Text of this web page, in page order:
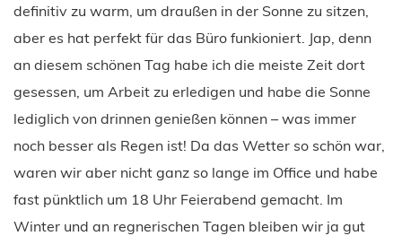
definitiv zu warm, um draußen in der Sonne zu sitzen,
aber es hat perfekt für das Büro funkioniert. Jap, denn
an diesem schönen Tag habe ich die meiste Zeit dort
gesessen, um Arbeit zu erledigen und habe die Sonne
lediglich von drinnen genießen können – was immer
noch besser als Regen ist! Da das Wetter so schön war,
waren wir aber nicht ganz so lange im Office und habe
fast pünktlich um 18 Uhr Feierabend gemacht. Im
Winter und an regnerischen Tagen bleiben wir ja gut